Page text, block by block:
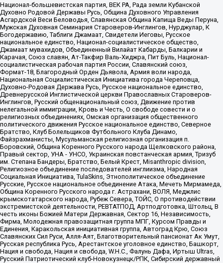
Национал-большевистская партия, ВЕК РА, Рада земли Кубанской
Духовно Родовой Державы Русь, Община Духовного Управления
Асгардской Веси Беловодья, Славянская Община Капища Веды Перуна,
Мужская Духовная Семинария Староверов-Инглингов, Нурджулар, К
Богодержавию, Таблиги Джамаат, Свидетели Иеговы, Русское
национальное единство, Национал-социалистическое общество,
Джамаат мувахидов, Объединенный Вилайат Кабарды, Балкарии и
Карачая, Союз славян, Ат-Такфир Валь-Хиджра, Пит Буль, Национал-
социалистическая рабочая партия России, Славянский союз,
Формат-18, Благородный Орден Дьявола, Армия воли народа,
Национальная Социалистическая Инициатива города Череповца,
Духовно-Родовая Держава Русь, Русское национальное единство,
Древнерусской Инглистической церкви Православных Староверов-
Инглингов, Русский общенациональный союз, Движение против
нелегальной иммиграции, Кровь и Честь, О свободе совести и о
религиозных объединениях, Омская организация общественного
политического движения Русское национальное единство, Северное
Братство, Клуб Болельщиков Футбольного Клуба Динамо,
Файзрахманисты, Мусульманская религиозная организация п.
Боровский, Община Коренного Русского народа Щелковского района,
Правый сектор, УНА - УНСО, Украинская повстанческая армия, Тризуб
им. Степана Бандеры, Братство, Белый Крест, Misanthropic division,
Религиозное объединение последователей инглиизма, Народная
Социальная Инициатива, TulaSkins, Этнополитическое объединение
Русские, Русское национальное объединение Атака, Мечеть Мирмамеда,
Община Коренного Русского народа г. Астрахани, ВОЛЯ, Меджлис
крымскотатарского народа, Рубеж Севера, ТОЙС, О противодействии
экстремистской деятельности, РЕВТАТПОД, Артподготовка, Штольц, В
честь иконы Божией Матери Державная, Сектор 16, Независимость,
Фирма, Молодежная правозащитная группа МПГ, Курсом Правды и
Единения, Каракольская инициативная группа, Автоград Крю, Союз
Славянских Сил Руси, Алля-Аят, Благотворительный пансионат Ак Умут,
Русская республика Русь, Арестантское уголовное единство, Башкорт,
Нация и свобода, Нация и свобода, W.H.С., Фалунь Дафа, Иртыш Ultras,
Русский Патриотический клуб-Новокузнецк/РПК, Сибирский державный